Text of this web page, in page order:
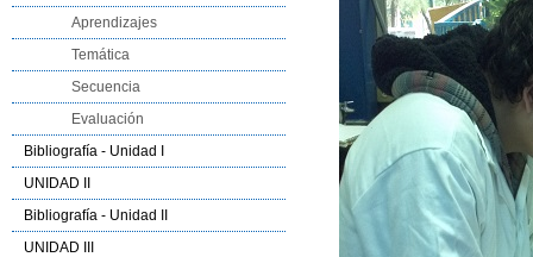
Aprendizajes
Temática
Secuencia
Evaluación
Bibliografía - Unidad I
UNIDAD II
Bibliografía - Unidad II
UNIDAD III